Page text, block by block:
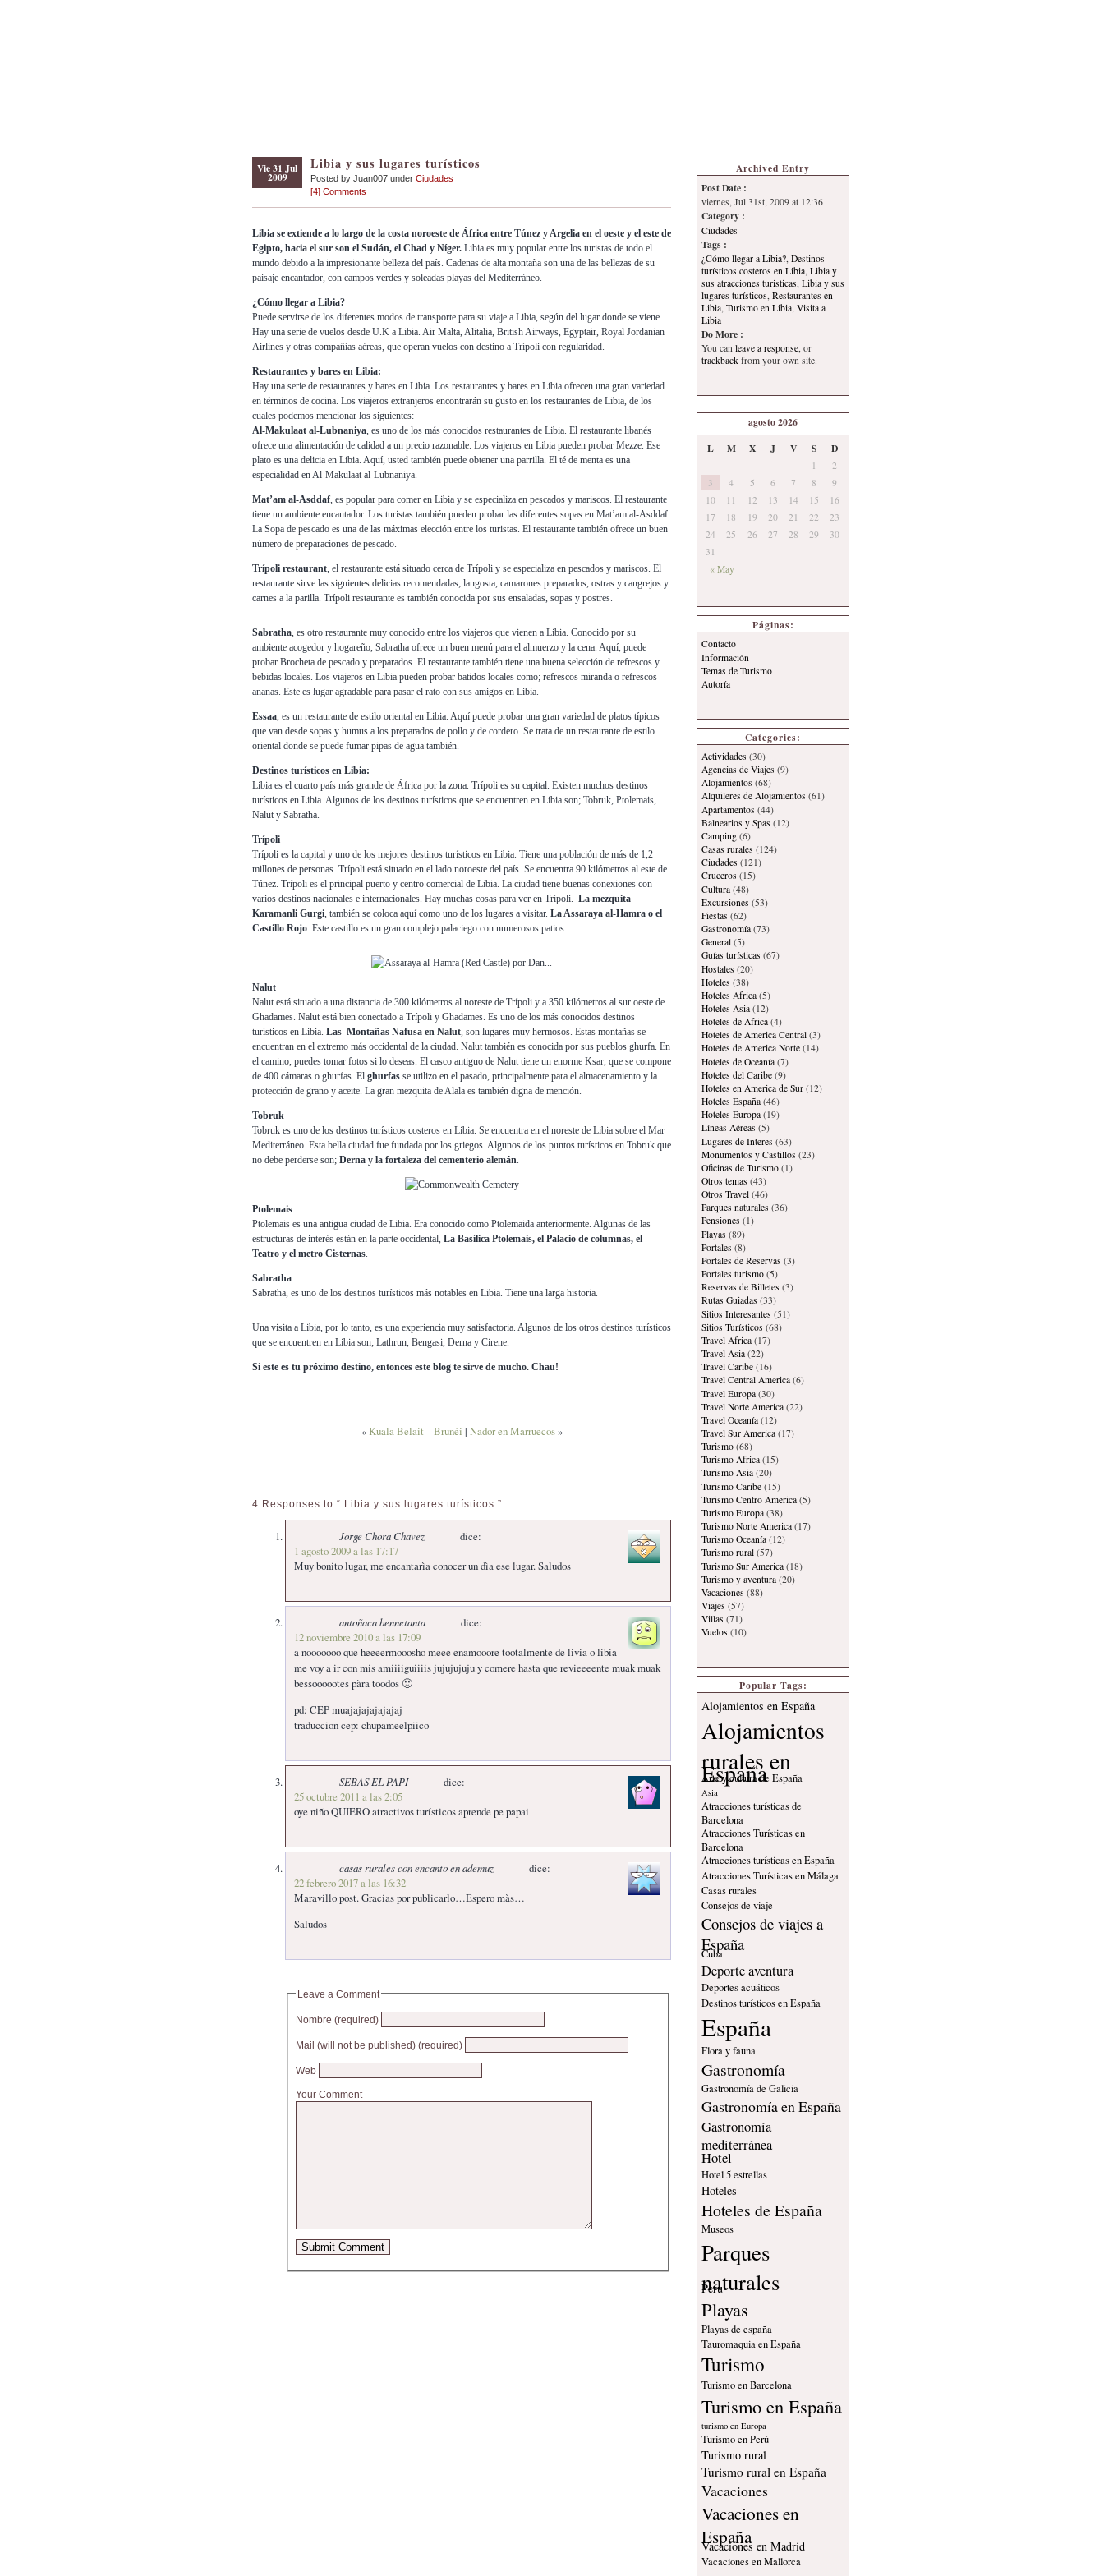
Vie 31 Jul
2009
Libia y sus lugares turísticos
Posted by Juan007 under Ciudades
[4] Comments
Libia se extiende a lo largo de la costa noroeste de África entre Túnez y Argelia en el oeste y el este de
Egipto, hacia el sur son el Sudán, el Chad y Níger. Libia es muy popular entre los turistas de todo el
mundo debido a la impresionante belleza del país. Cadenas de alta montaña son una de las bellezas de su
paisaje encantador, con campos verdes y soleadas playas del Mediterráneo.
¿Cómo llegar a Libia?
Puede servirse de los diferentes modos de transporte para su viaje a Libia, según del lugar donde se viene.
Hay una serie de vuelos desde U.K a Libia. Air Malta, Alitalia, British Airways, Egyptair, Royal Jordanian
Airlines y otras compañías aéreas, que operan vuelos con destino a Trípoli con regularidad.
Restaurantes y bares en Libia:
Hay una serie de restaurantes y bares en Libia. Los restaurantes y bares en Libia ofrecen una gran variedad
en términos de cocina. Los viajeros extranjeros encontrarán su gusto en los restaurantes de Libia, de los
cuales podemos mencionar los siguientes:
Al-Makulaat al-Lubnaniya, es uno de los más conocidos restaurantes de Libia. El restaurante libanés
ofrece una alimentación de calidad a un precio razonable. Los viajeros en Libia pueden probar Mezze. Ese
plato es una delicia en Libia. Aquí, usted también puede obtener una parrilla. El té de menta es una
especialidad en Al-Makulaat al-Lubnaniya.
Mat’am al-Asddaf, es popular para comer en Libia y se especializa en pescados y mariscos. El restaurante
tiene un ambiente encantador. Los turistas también pueden probar las diferentes sopas en Mat’am al-Asddaf.
La Sopa de pescado es una de las máximas elección entre los turistas. El restaurante también ofrece un buen
número de preparaciones de pescado.
Trípoli restaurant, el restaurante está situado cerca de Trípoli y se especializa en pescados y mariscos. El
restaurante sirve las siguientes delicias recomendadas; langosta, camarones preparados, ostras y cangrejos y
carnes a la parilla. Trípoli restaurante es también conocida por sus ensaladas, sopas y postres.
Sabratha, es otro restaurante muy conocido entre los viajeros que vienen a Libia. Conocido por su
ambiente acogedor y hogareño, Sabratha ofrece un buen menú para el almuerzo y la cena. Aquí, puede
probar Brocheta de pescado y preparados. El restaurante también tiene una buena selección de refrescos y
bebidas locales. Los viajeros en Libia pueden probar batidos locales como; refrescos miranda o refrescos
ananas. Este es lugar agradable para pasar el rato con sus amigos en Libia.
Essaa, es un restaurante de estilo oriental en Libia. Aquí puede probar una gran variedad de platos típicos
que van desde sopas y humus a los preparados de pollo y de cordero. Se trata de un restaurante de estilo
oriental donde se puede fumar pipas de agua también.
Destinos turísticos en Libia:
Libia es el cuarto país más grande de África por la zona. Trípoli es su capital. Existen muchos destinos
turísticos en Libia. Algunos de los destinos turísticos que se encuentren en Libia son; Tobruk, Ptolemais,
Nalut y Sabratha.
Trípoli
Trípoli es la capital y uno de los mejores destinos turísticos en Libia. Tiene una población de más de 1,2
millones de personas. Trípoli está situado en el lado noroeste del país. Se encuentra 90 kilómetros al este de
Túnez. Trípoli es el principal puerto y centro comercial de Libia. La ciudad tiene buenas conexiones con
varios destinos nacionales e internacionales. Hay muchas cosas para ver en Trípoli. La mezquita
Karamanli Gurgi, también se coloca aquí como uno de los lugares a visitar. La Assaraya al-Hamra o el
Castillo Rojo. Este castillo es un gran complejo palaciego con numerosos patios.
Nalut
Nalut está situado a una distancia de 300 kilómetros al noreste de Trípoli y a 350 kilómetros al sur oeste de
Ghadames. Nalut está bien conectado a Trípoli y Ghadames. Es uno de los más conocidos destinos
turísticos en Libia. Las Montañas Nafusa en Nalut, son lugares muy hermosos. Estas montañas se
encuentran en el extremo más occidental de la ciudad. Nalut también es conocida por sus pueblos ghurfa. En
el camino, puedes tomar fotos si lo deseas. El casco antiguo de Nalut tiene un enorme Ksar, que se compone
de 400 cámaras o ghurfas. El ghurfas se utilizo en el pasado, principalmente para el almacenamiento y la
protección de grano y aceite. La gran mezquita de Alala es también digna de mención.
Tobruk
Tobruk es uno de los destinos turísticos costeros en Libia. Se encuentra en el noreste de Libia sobre el Mar
Mediterráneo. Esta bella ciudad fue fundada por los griegos. Algunos de los puntos turísticos en Tobruk que
no debe perderse son; Derna y la fortaleza del cementerio alemán.
Ptolemais
Ptolemais es una antigua ciudad de Libia. Era conocido como Ptolemaida anteriormente. Algunas de las
estructuras de interés están en la parte occidental, La Basílica Ptolemais, el Palacio de columnas, el
Teatro y el metro Cisternas.
Sabratha
Sabratha, es uno de los destinos turísticos más notables en Libia. Tiene una larga historia.
Una visita a Libia, por lo tanto, es una experiencia muy satisfactoria. Algunos de los otros destinos turísticos
que se encuentren en Libia son; Lathrun, Bengasi, Derna y Cirene.
Si este es tu próximo destino, entonces este blog te sirve de mucho. Chau!
« Kuala Belait – Brunéi | Nador en Marruecos»
4 Responses to “ Libia y sus lugares turísticos ”
Jorge Chora Chavez
dice:
1 agosto 2009 a las 17:17
Muy bonito lugar, me encantarìa conocer un dìa ese lugar. Saludos
antoñaca bennetanta
dice:
12 noviembre 2010 a las 17:09
a nooooooo que heeeermooosho meee enamooore tootalmente de livia o libia
me voy a ir con mis amiiiiguiiiis jujujujuju y comere hasta que revieeeente muak muak
bessoooootes pàra toodos 🙂
pd: CEP muajajajajajajaj
traduccion cep: chupameelpiico
SEBAS EL PAPI
dice:
25 octubre 2011 a las 2:05
oye niño QUIERO atractivos turísticos aprende pe papai
casas rurales con encanto en ademuz
dice:
22 febrero 2017 a las 16:32
Maravillo post. Gracias por publicarlo…Espero màs…
Saludos
Leave a Comment
Nombre (required)
Mail (will not be published) (required)
Web
Your Comment
Archived Entry
Post Date :
viernes, Jul 31st, 2009 at 12:36
Category :
Ciudades
Tags :
¿Cómo llegar a Libia? Destinos
turísticos costeros en Libia Libia y
sus atracciones turisticas Libia y sus
lugares turísticos Restaurantes en
Libia Turismo en Libia Visita a
Libia
Do More :
You can leave a response, or
trackback from your own site.
agosto 2026
L
M X J V S D
« May
1
2
3
4 5 6 7 8
9
10
11 12 13 14 15
16
17
18 19 20 21 22
23
24
25 26 27 28 29
30
31
Páginas:
Contacto
Información
Temas de Turismo
Autoría
Categories:
Actividades (30)
Agencias de Viajes (9)
Alojamientos (68)
Alquileres de Alojamientos (61)
Apartamentos (44)
Balnearios y Spas (12)
Camping (6)
Casas rurales (124)
Ciudades (121)
Cruceros (15)
Cultura (48)
Excursiones (53)
Fiestas (62)
Gastronomía (73)
General (5)
Guías turísticas (67)
Hostales (20)
Hoteles (38)
Hoteles Africa (5)
Hoteles Asia (12)
Hoteles de Africa (4)
Hoteles de America Central (3)
Hoteles de America Norte (14)
Hoteles de Oceanía (7)
Hoteles del Caribe (9)
Hoteles en America de Sur (12)
Hoteles España (46)
Hoteles Europa (19)
Líneas Aéreas (5)
Lugares de Interes (63)
Monumentos y Castillos (23)
Oficinas de Turismo (1)
Otros temas (43)
Otros Travel (46)
Parques naturales (36)
Pensiones (1)
Playas (89)
Portales (8)
Portales de Reservas (3)
Portales turismo (5)
Reservas de Billetes (3)
Rutas Guiadas (33)
Sitios Interesantes (51)
Sitios Turísticos (68)
Travel Africa (17)
Travel Asia (22)
Travel Caribe (16)
Travel Central America (6)
Travel Europa (30)
Travel Norte America (22)
Travel Oceanía (12)
Travel Sur America (17)
Turismo (68)
Turismo Africa (15)
Turismo Asia (20)
Turismo Caribe (15)
Turismo Centro America (5)
Turismo Europa (38)
Turismo Norte America (17)
Turismo Oceanía (12)
Turismo rural (57)
Turismo Sur America (18)
Turismo y aventura (20)
Vacaciones (88)
Viajes (57)
Villas (71)
Vuelos (10)
Popular Tags:
Alojamientos en España
Alojamientos
rurales en
España
Arte y cultura de España
Asia
Atracciones turísticas de
Barcelona
Atracciones Turísticas en
Barcelona
Atracciones turísticas en España
Atracciones Turísticas en Málaga
Casas rurales
Consejos de viaje
Consejos de viajes a
España
Cuba
Deporte aventura
Deportes acuáticos
Destinos turísticos en España
España
Flora y fauna
Gastronomía
Gastronomía de Galicia
Gastronomía en España
Gastronomía
mediterránea
Hotel
Hotel 5 estrellas
Hoteles
Hoteles de España
Museos
Parques
naturales
Peru
Playas
Playas de españa
Tauromaquia en España
Turismo
Turismo en Barcelona
Turismo en España
turismo en Europa
Turismo en Perú
Turismo rural
Turismo rural en España
Vacaciones
Vacaciones en
España
Vacaciones en Madrid
Vacaciones en Mallorca